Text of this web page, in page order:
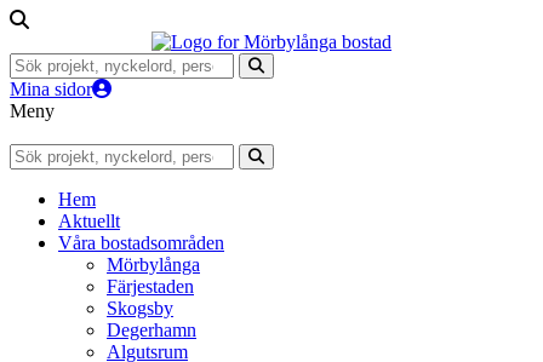
Mina sidor
Meny
Hem
Aktuellt
Våra bostadsområden
Mörbylånga
Färjestaden
Skogsby
Degerhamn
Algutsrum